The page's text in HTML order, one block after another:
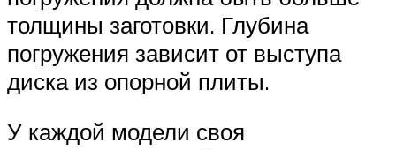
толщины заготовки. Глубина
погружения зависит от выступа
диска из опорной плиты.
У каждой модели своя